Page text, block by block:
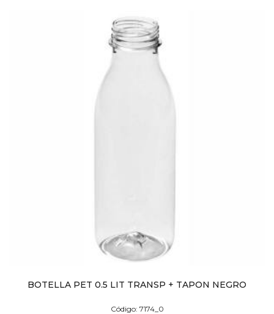
BOTELLA PET 0.5 LIT TRANSP + TAPON NEGRO
Código: 7174_0